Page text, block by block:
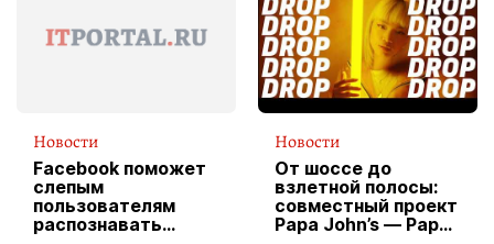
Новости
Facebook поможет
слепым
пользователям
распознавать
Новости
От шоссе до
взлетной полосы:
совместный проект
Papa John’s — Papa